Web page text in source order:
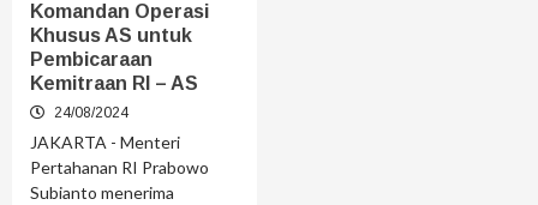
Komandan Operasi
Khusus AS untuk
Pembicaraan
Kemitraan RI – AS
24/08/2024
JAKARTA - Menteri
Pertahanan RI Prabowo
Subianto menerima